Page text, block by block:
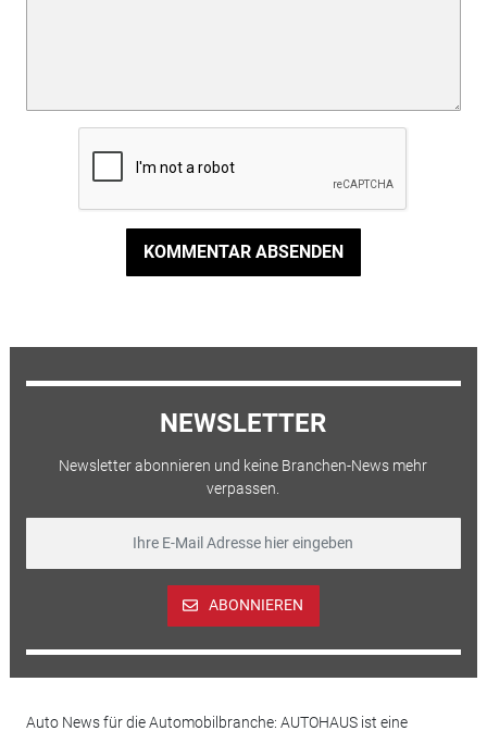
KOMMENTAR ABSENDEN
NEWSLETTER
Newsletter abonnieren und keine Branchen-News mehr
verpassen.
ABONNIEREN
Auto News für die Automobilbranche: AUTOHAUS ist eine